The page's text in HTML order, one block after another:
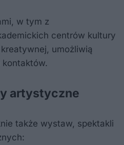
w tym z
centrów kultury
umożliwią
artystyczne
także wystaw, spektakli